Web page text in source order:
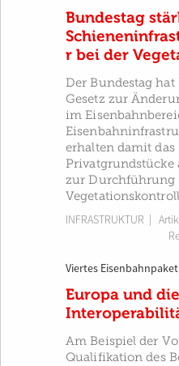
Bundestag
r bei der
Der Bundestag
Gesetz zur
im
erhalten damit das
Privatgrundstücke
zur Durchführung
INFRASTRUKTUR |
Viertes Eisenbahnpaket
Europa und die
Am Beispiel der
Qualifikation des